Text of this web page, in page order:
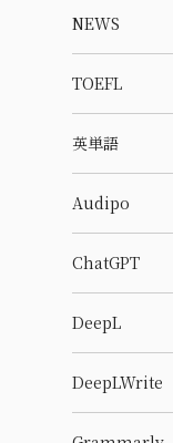
NEWS
TOEFL
英単語
Audipo
ChatGPT
DeepL
DeepLWrite